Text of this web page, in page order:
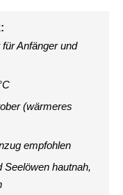
Anfänger und
(wärmeres
empfohlen
Seelöwen hautnah,